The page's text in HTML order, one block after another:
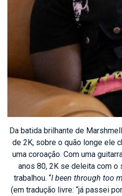
Da batida brilhante de
de 2K, sobre o quão longe ele
uma coroação. Com uma
anos 80, 2K se deleita com
trabalhou. “I been through too
(em tradução livre: “já passei